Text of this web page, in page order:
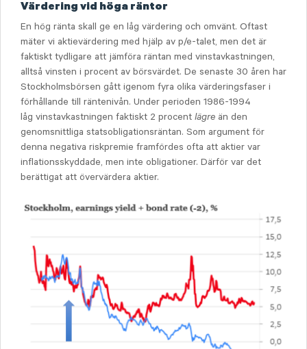
Värdering vid höga räntor
En hög ränta skall ge en låg värdering och omvänt. Oftast
mäter vi aktievärdering med hjälp av p/e-talet, men det är
faktiskt tydligare att jämföra räntan med vinstavkastningen,
alltså vinsten i procent av börsvärdet. De senaste 30 åren har
Stockholmsbörsen gått igenom fyra olika värderingsfaser i
förhållande till räntenivån. Under perioden 1986-1994
låg vinstavkastningen faktiskt 2 procent lägre än den
genomsnittliga statsobligationsräntan. Som argument för
denna negativa riskpremie framfördes ofta att aktier var
inflationsskyddade, men inte obligationer. Därför var det
berättigat att övervärdera aktier.